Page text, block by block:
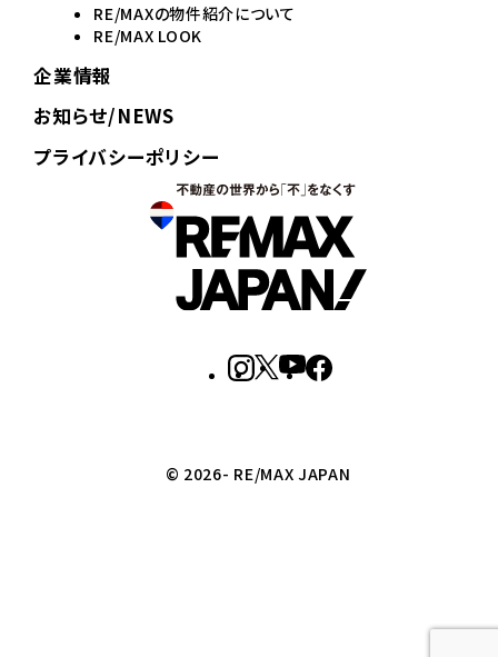
RE/MAXの物件紹介について
RE/MAX LOOK
企業情報
お知らせ/NEWS
プライバシーポリシー
© 2026- RE/MAX JAPAN